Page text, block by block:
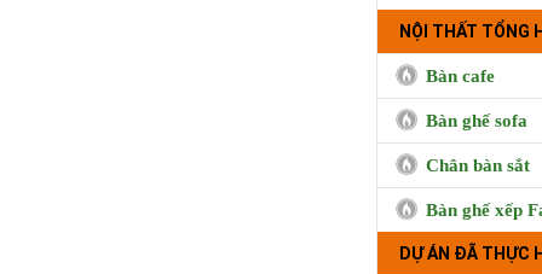
NỘI THẤT TỔNG
Bàn cafe
Bàn ghế sofa
Chân bàn sắt
Bàn ghế xếp
DỰ ÁN ĐÃ THỰC